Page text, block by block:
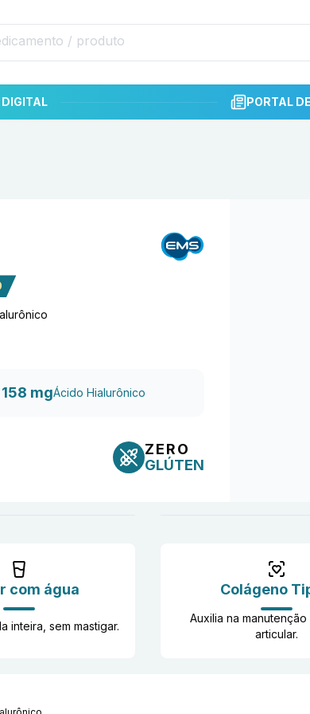
PORTAL
158 mgÁcido Hialurônico
ZERO
GLÚTEN
com água
inteira, sem mastigar.
Colágeno
Auxilia na
articular.